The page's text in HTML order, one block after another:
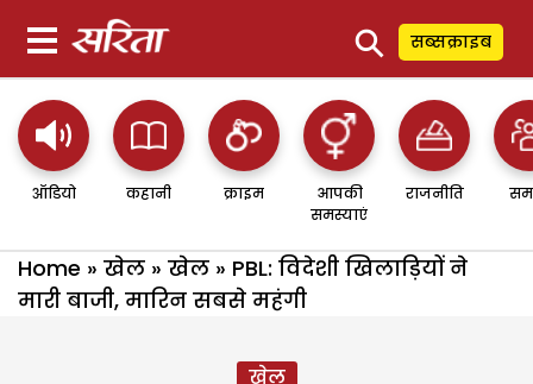
⚲ सब्सक्राइब
ऑडियो कहानी क्राइम
आपकी
समस्याएं
राजनीति
Home » खेल » खेल » PBL: विदेशी खिलाड़ियों ने
मारी बाजी, मारिन सबसे महंगी
खेल